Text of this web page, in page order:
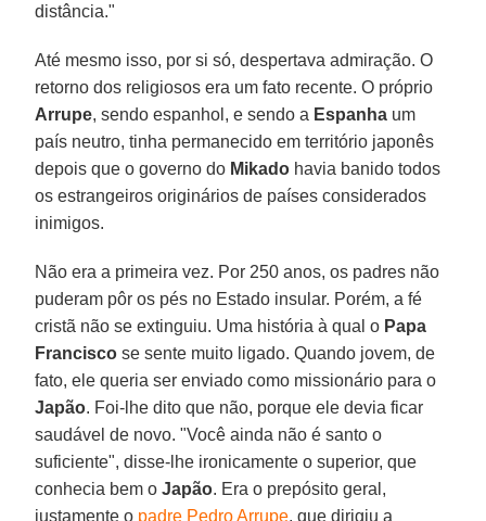
distância."
Até mesmo isso, por si só, despertava admiração. O
retorno dos religiosos era um fato recente. O próprio
Arrupe, sendo espanhol, e sendo a Espanha um
país neutro, tinha permanecido em território japonês
depois que o governo do Mikado havia banido todos
os estrangeiros originários de países considerados
inimigos.
Não era a primeira vez. Por 250 anos, os padres não
puderam pôr os pés no Estado insular. Porém, a fé
cristã não se extinguiu. Uma história à qual o Papa
Francisco se sente muito ligado. Quando jovem, de
fato, ele queria ser enviado como missionário para o
Japão. Foi-lhe dito que não, porque ele devia ficar
saudável de novo. "Você ainda não é santo o
suficiente", disse-lhe ironicamente o superior, que
conhecia bem oJapão. Era o prepósito geral,
justamente o padre Pedro Arrupe, que dirigiu a